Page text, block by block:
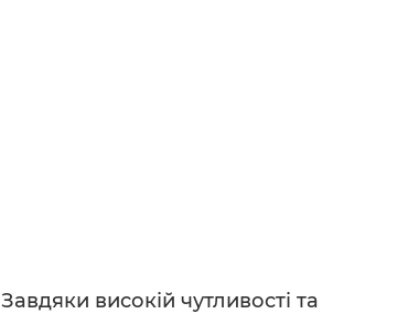
Завдяки високій чутливості та